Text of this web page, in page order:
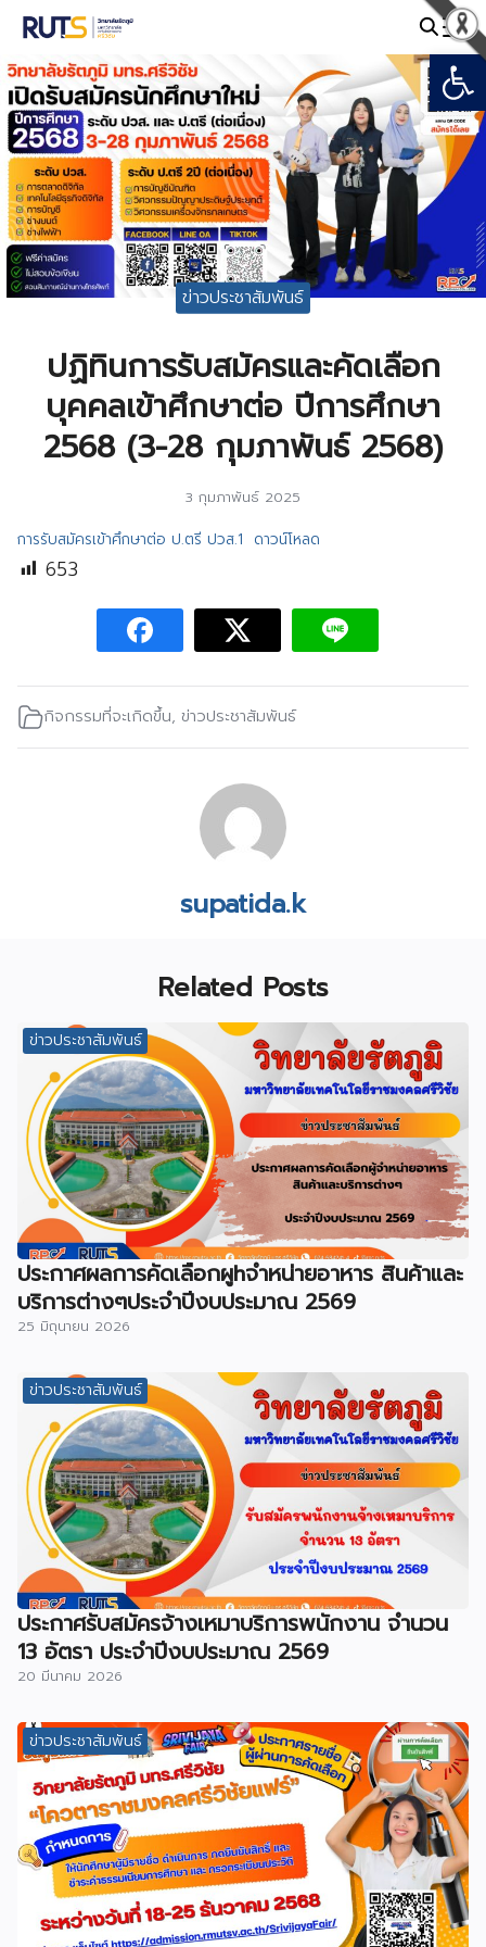
Skip
content
Search
for:
ข่าวประชาสัมพันธ์
ปฏิทินการรับสมัครและคัดเลือก
บุคคลเข้าศึกษาต่อ ปีการศึกษา
2568 (3-28 กุมภาพันธ์ 2568)
3 กุมภาพันธ์ 2025
การรับสมัครเข้าศึกษาต่อ ป.ตรี ปวส.1 ดาวน์โหลด
653
กิจกรรมที่จะเกิดขึ้น, ข่าวประชาสัมพันธ์
supatida.k
Related Posts
ข่าวประชาสัมพันธ์
ประกาศผลการคัดเลือกผูhจําหน่ายอาหาร สินค้าและ
บริการต่างๆประจําปีงบประมาณ 2569
25 มิถุนายน 2026
ข่าวประชาสัมพันธ์
ประกาศรับสมัครจ้างเหมาบริการพนักงาน จำนวน
13 อัตรา ประจำปีงบประมาณ 2569
20 มีนาคม 2026
ข่าวประชาสัมพันธ์